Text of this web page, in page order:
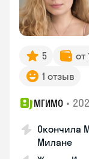
5 от
1 отзыв
МГИМО •
Окончила
Милане